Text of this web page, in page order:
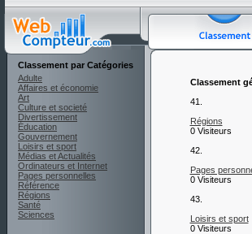
Classement par Catégories
Adulte
Affaires et économie
Art
Culture et societé
Divertissement
Éducation
Gouvernement
Loisirs et sport
Médias et Actualités
Ordinateurs et Internet
Pages personnelles
Référence
Régions
Santé
Sciences
Classement
41.
Régions
0 Visiteurs
42.
Pages
0 Visiteurs
43.
Loisirs et sport
0 Visiteurs